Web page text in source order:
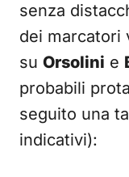
senza
dei marcatori
su Orsolini e
probabili
seguito una
indicativi):